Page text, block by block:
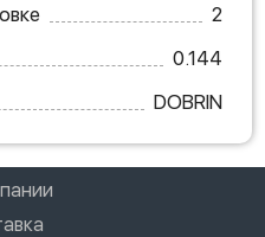
2
0.144
DOBRIN